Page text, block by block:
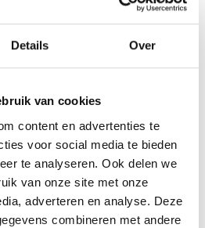
Details Over
van cookies
content en advertenties te
voor social media te bieden
te analyseren. Ook delen we
van onze site met onze
adverteren en analyse. Deze
combineren met andere
heeft Aveleijn een
ontwikkeld. Het kompas
we naartoe willen en wat we